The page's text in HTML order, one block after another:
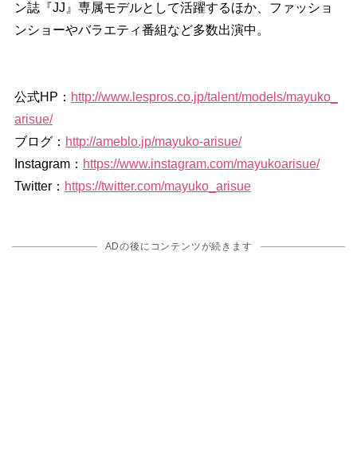
ン誌『JJ』専属モデルとして活躍するほか、ファッショ
ンショーやバラエティ番組など多数出演中。
公式HP： http://www.lespros.co.jp/talent/models/mayuko_
arisue/
ブログ： http://ameblo.jp/mayuko-arisue/
Instagram： https://www.instagram.com/mayukoarisue/
Twitter： https://twitter.com/mayuko_arisue
ADの後にコンテンツが続きます